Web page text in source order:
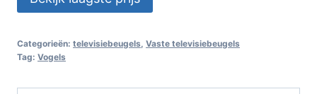
Categorieën: televisiebeugels Vaste televisiebeugels
Tag: Vogels